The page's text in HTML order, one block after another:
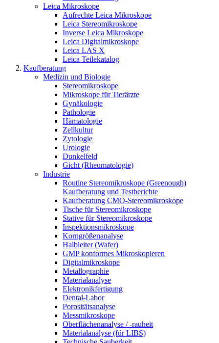
Leica Mikroskope
Aufrechte Leica Mikroskope
Leica Stereomikroskope
Inverse Leica Mikroskope
Leica Digitalmikroskope
Leica LAS X
Leica Teilekatalog
Kaufberatung
Medizin und Biologie
Stereomikroskope
Mikroskope für Tierärzte
Gynäkologie
Pathologie
Hämatologie
Zellkultur
Zytologie
Urologie
Dunkelfeld
Gicht (Rheumatologie)
Industrie
Routine Stereomikroskope (Greenough)
Kaufberatung und Testberichte
Kaufberatung CMO-Stereomikroskope
Tische für Stereomikroskope
Stative für Stereomikroskope
Inspektionsmikroskope
Korngrößenanalyse
Halbleiter (Wafer)
GMP konformes Mikroskopieren
Digitalmikroskope
Metallographie
Materialanalyse
Elektronikfertigung
Dental-Labor
Porositätsanalyse
Messmikroskope
Oberflächenanalyse / -rauheit
Materialanalyse (für LIBS)